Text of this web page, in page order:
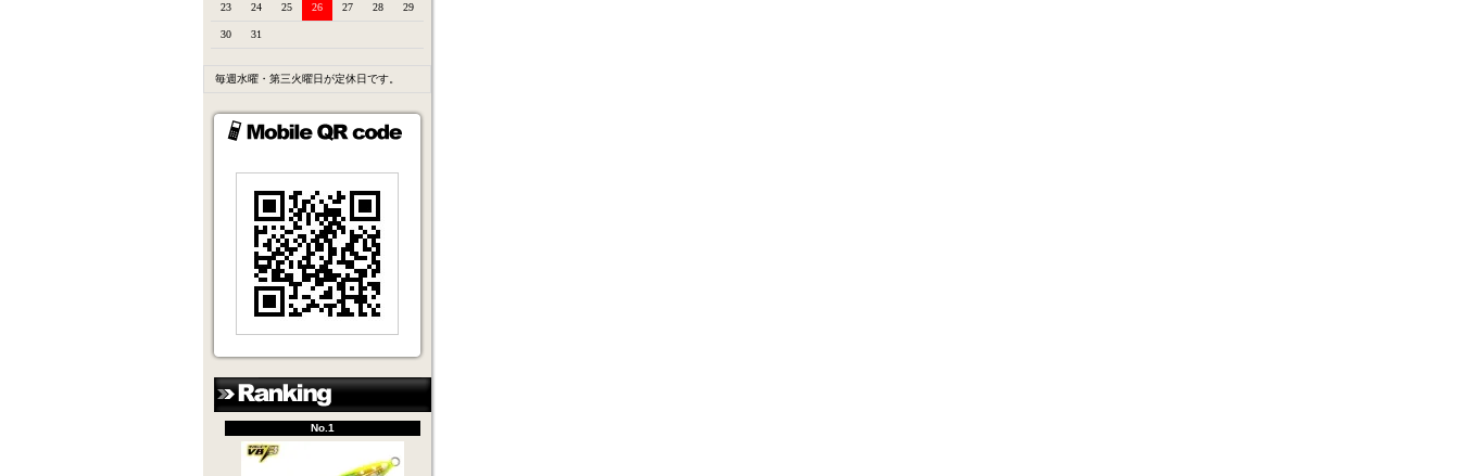
23 24 25 26 27 28 29
30 31
毎週水曜・第三火曜日が定休日です。
No.1